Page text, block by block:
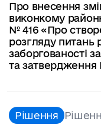
Про внесення
виконкому
№ 416 «Про
розгляду питань
заборгованості
та затвердження
Рішення